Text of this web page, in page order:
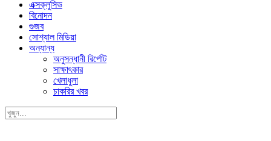
এক্সক্লুসিভ
বিনোদন
গুজব
সোশ্যাল মিডিয়া
অন্যান্য
অনুসন্ধানী রির্পোট
সাক্ষাৎকার
খেলাধুলা
চাকরির খবর